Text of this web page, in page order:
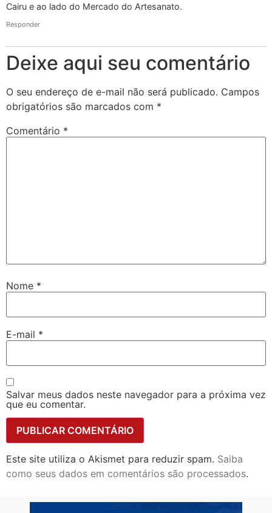
Cairu e ao lado do Mercado do Artesanato.
Responder
Deixe aqui seu comentário
O seu endereço de e-mail não será publicado. Campos
obrigatórios são marcados com *
Comentário *
Nome *
E-mail *
Salvar meus dados neste navegador para a próxima vez
que eu comentar.
Este site utiliza o Akismet para reduzir spam. Saiba
como seus dados em comentários são processados.